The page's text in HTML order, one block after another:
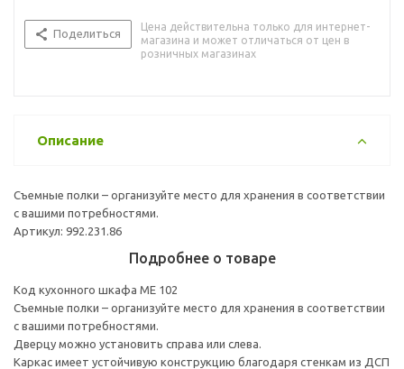
Поделиться
Цена действительна только для интернет-
магазина и может отличаться от цен в
розничных магазинах
Описание
Съемные полки – организуйте место для хранения в соответствии
с вашими потребностями.
Артикул: 992.231.86
Подробнее о товаре
Код кухонного шкафа ME 102
Съемные полки – организуйте место для хранения в соответствии
с вашими потребностями.
Дверцу можно установить справа или слева.
Каркас имеет устойчивую конструкцию благодаря стенкам из ДСП